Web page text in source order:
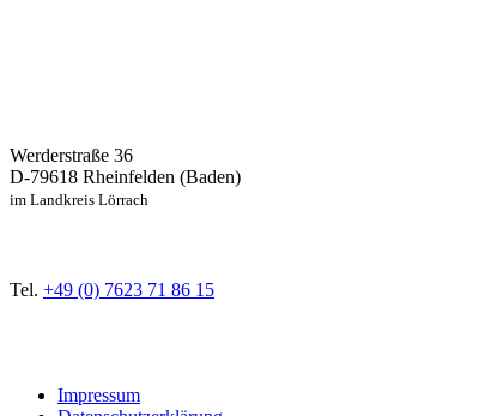
Werderstraße 36
D-79618 Rheinfelden (Baden)
im Landkreis Lörrach
Tel. +49 (0) 7623 71 86 15
Impressum